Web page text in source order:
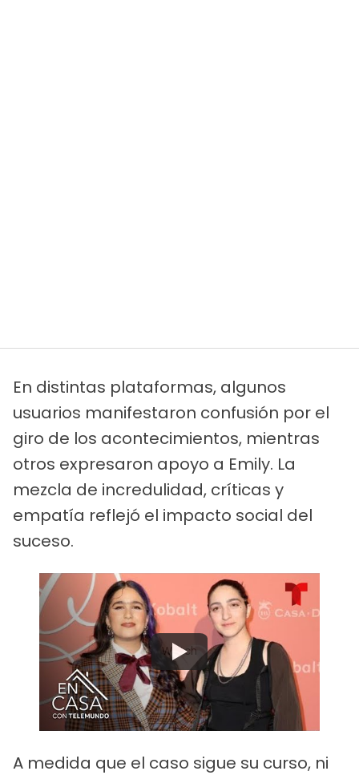
En distintas plataformas, algunos
usuarios manifestaron confusión por el
giro de los acontecimientos, mientras
otros expresaron apoyo a Emily. La
mezcla de incredulidad, críticas y
empatía reflejó el impacto social del
suceso.
Watch
A medida que el caso sigue su curso, ni